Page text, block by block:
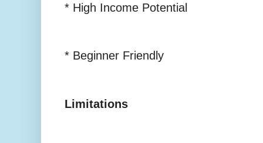
* High Income Potential
* Beginner Friendly
Limitations